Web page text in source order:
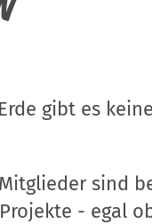
gibt es
sind
- egal